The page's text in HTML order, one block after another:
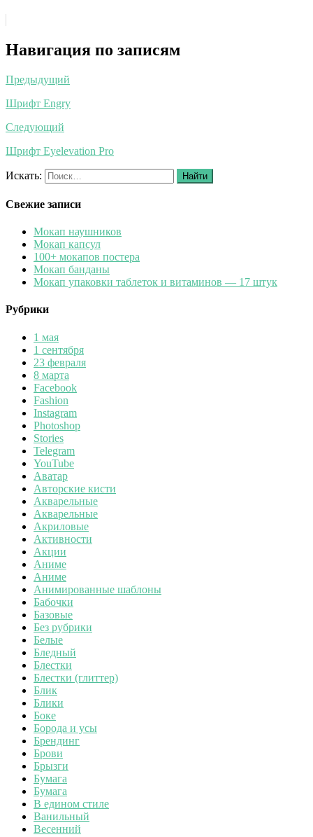
Навигация по записям
Предыдущий
Шрифт Engry
Следующий
Шрифт Eyelevation Pro
Искать: Найти
Свежие записи
Мокап наушников
Мокап капсул
100+ мокапов постера
Мокап банданы
Мокап упаковки таблеток и витаминов — 17 штук
Рубрики
1 мая
1 сентября
23 февраля
8 марта
Facebook
Fashion
Instagram
Photoshop
Stories
Telegram
YouTube
Аватар
Авторские кисти
Акварельные
Акварельные
Акриловые
Активности
Акции
Аниме
Аниме
Анимированные шаблоны
Бабочки
Базовые
Без рубрики
Белые
Бледный
Блестки
Блестки (глиттер)
Блик
Блики
Боке
Борода и усы
Брендинг
Брови
Брызги
Бумага
Бумага
В едином стиле
Ванильный
Весенний